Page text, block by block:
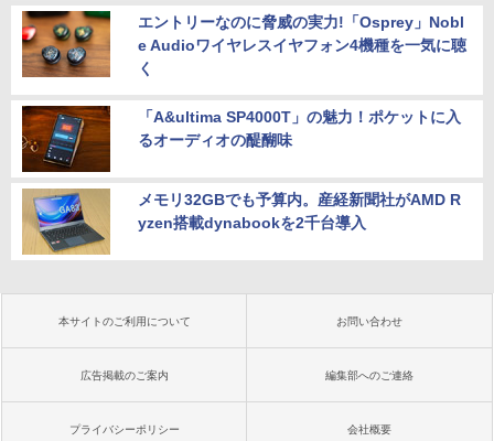
エントリーなのに脅威の実力!「Osprey」Nobl
e Audioワイヤレスイヤフォン4機種を一気に聴
く
「A&ultima SP4000T」の魅力！ポケットに入
るオーディオの醍醐味
メモリ32GBでも予算内。産経新聞社がAMD R
yzen搭載dynabookを2千台導入
本サイトのご利用について お問い合わせ
広告掲載のご案内 編集部へのご連絡
プライバシーポリシー 会社概要